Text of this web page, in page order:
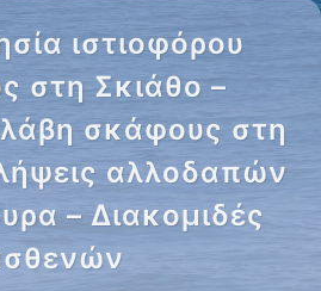
ιστιοφόρου
στη Σκιάθο –
σκάφους στη
αλλοδαπών
– Διακομιδές